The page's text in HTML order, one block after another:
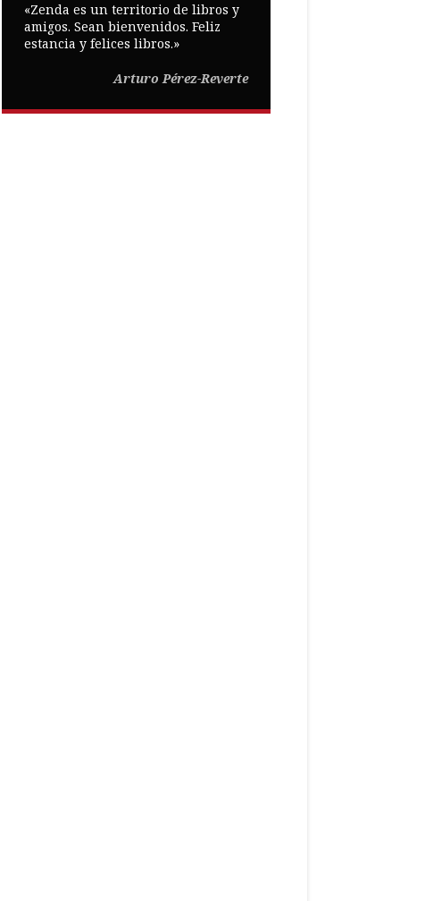
«Zenda es un territorio de libros y
amigos. Sean bienvenidos. Feliz
estancia y felices libros.»
Arturo Pérez-Reverte